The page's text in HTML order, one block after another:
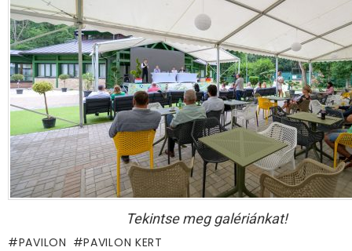
Tekintse meg galériánkat!
PAVILON PAVILON KERT